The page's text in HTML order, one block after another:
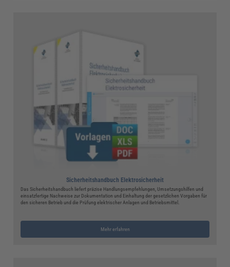
Sicherheitshandbuch Elektrosicherheit
Das Sicherheitshandbuch liefert präzise Handlungsempfehlungen, Umsetzungshilfen und
einsatzfertige Nachweise zur Dokumentation und Einhaltung der gesetzlichen Vorgaben für
den sicheren Betrieb und die Prüfung elektrischer Anlagen und Betriebsmittel.
Mehr erfahren